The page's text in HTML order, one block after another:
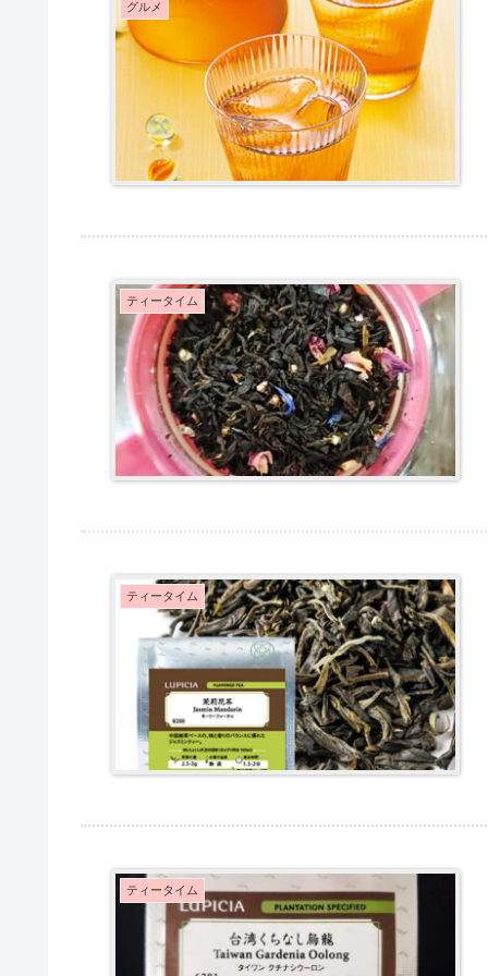
グルメ
ティータイム
ティータイム
ティータイム